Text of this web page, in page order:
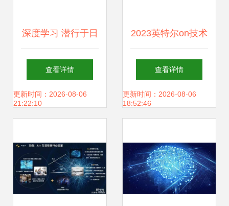
深度学习 潜行于日
常的智能革命
查看详情
更新时间：2026-08-06
21:22:10
2023英特尔on技术
创新大会 AI无处不
在，开启应用软件
查看详情
更新时间：2026-08-06
18:52:46